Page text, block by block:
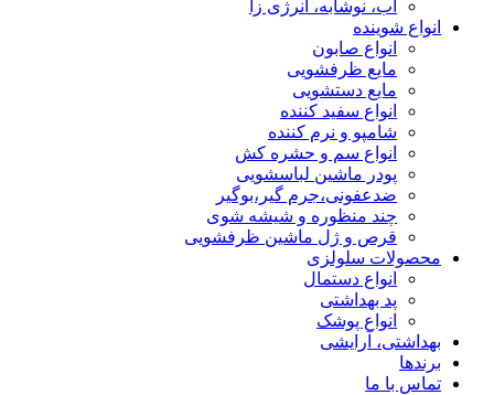
آب، نوشابه، انرژی زا
انواع شوینده
انواع صابون
مایع ظرفشویی
مایع دستشویی
انواع سفید کننده
شامپو و نرم کننده
انواع سم و حشره کش
پودر ماشین لباسشویی
ضدعفونی،جرم گیر،بوگیر
چند منظوره و شیشه شوی
قرص و ژل ماشین ظرفشویی
محصولات سلولزی
انواع دستمال
پد بهداشتی
انواع پوشک
بهداشتی، آرایشی
برندها
تماس با ما